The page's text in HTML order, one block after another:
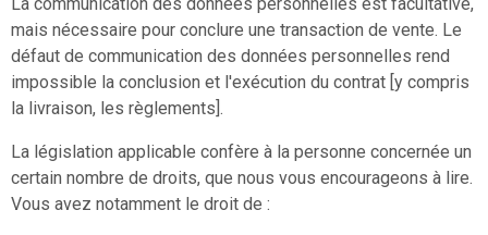
mais nécessaire pour conclure une transaction de vente. Le
défaut de communication des données personnelles rend
impossible la conclusion et l'exécution du contrat [y compris
la livraison, les règlements].
La législation applicable confère à la personne concernée un
certain nombre de droits, que nous vous encourageons à lire.
Vous avez notamment le droit de :